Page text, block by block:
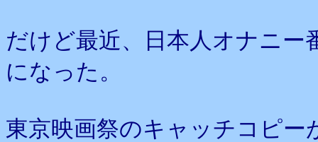
だけど最近、日本人オナニ
になった。
東京映画祭のキャッチコピ